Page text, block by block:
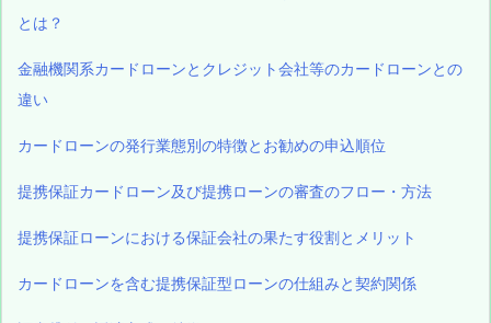
とは？
金融機関系カードローンとクレジット会社等のカードローンとの
違い
カードローンの発行業態別の特徴とお勧めの申込順位
提携保証カードローン及び提携ローンの審査のフロー・方法
提携保証ローンにおける保証会社の果たす役割とメリット
カードローンを含む提携保証型ローンの仕組みと契約関係